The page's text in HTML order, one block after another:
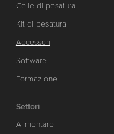
Celle di pesatura
Kit di pesatura
Accessori
Software
Formazione
Settori
Alimentare